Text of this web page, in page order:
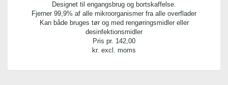
Designet til engangsbrug og bortskaffelse.
Fjerner 99,9% af alle mikroorganismer fra alle overflader
Kan både bruges tør og med rengøringsmidler eller
desinfektionsmidler
Pris pr. 142,00
kr. excl. moms